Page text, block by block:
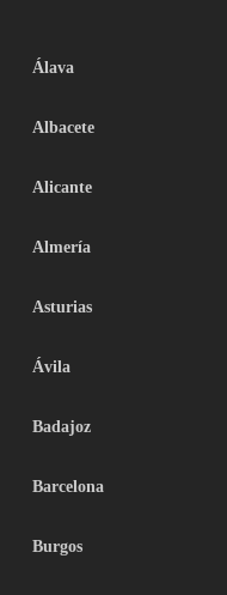
Álava
Albacete
Alicante
Almería
Asturias
Ávila
Badajoz
Barcelona
Burgos